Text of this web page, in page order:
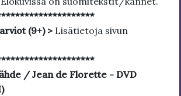
(9+) > Lisätietoja sivun
/ Jean de Florette - DVD